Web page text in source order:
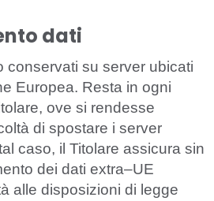
nto dati
conservati su server ubicati
Europea. Resta in ogni
are, ove si rendesse
ol tà di spostare i server
a caso, il Tito are assicura sin
ento dei dati extra–UE
a e disposizioni di legge